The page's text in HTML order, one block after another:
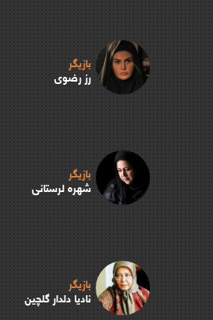
بازیگر
رز رضوی
بازیگر
شهره لرستانی
بازیگر
نادیا دلدار گلچین